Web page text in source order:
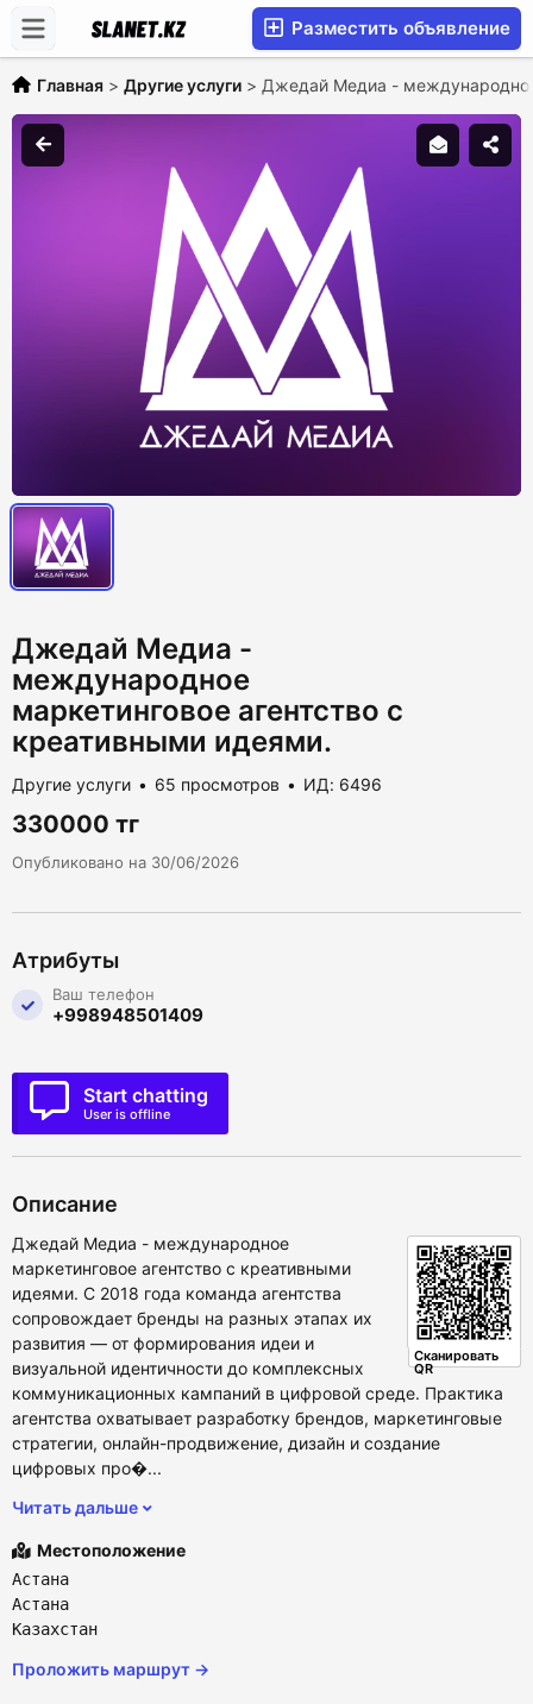
Разместить объявление
Главная > Другие услуги > Джедай Медиа -
Джедай Медиа -
международное
маркетинговое агентство с
креативными идеями.
Другие услуги 65 просмотров ИД: 6496
330000 тг
Опубликовано на 30/06/2026
Атрибуты
Ваш телефон
+998948501409
Start chatting
User is offline
Описание
Сканировать
QR
Джедай Медиа - международное
маркетинговое агентство с креативными
идеями. С 2018 года команда агентства
сопровождает бренды на разных этапах их
развития — от формирования идеи и
визуальной идентичности до комплексных
коммуникационных кампаний в цифровой среде. Практика
агентства охватывает разработку брендов, маркетинговые
стратегии, онлайн-продвижение, дизайн и создание
цифровых про�...
Читать дальше
Местоположение
Астана
Астана
Казахстан
Проложить маршрут →